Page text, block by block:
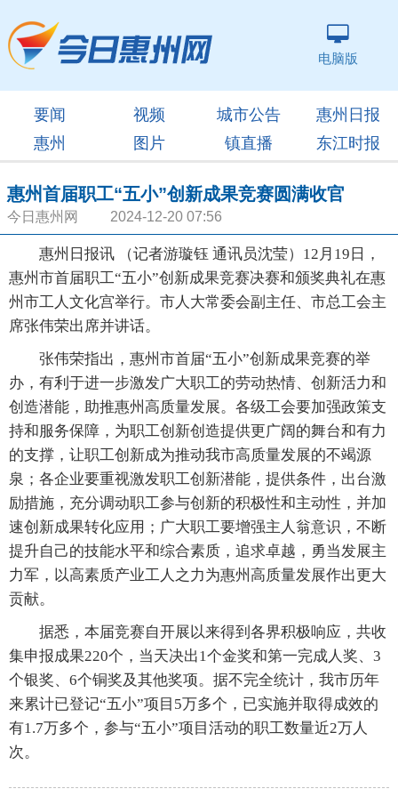
电脑版
要闻 视频 城市公告
惠州日报
惠州
图片 镇直播 东江时报
惠州首届职工“五小”创新成果竞赛圆满收官
今日惠州网 2024-12-20 07:56
惠州日报讯 （记者游璇钰 通讯员沈莹）12月19日，
惠州市首届职工“五小”创新成果竞赛决赛和颁奖典礼在惠
州市工人文化宫举行。市人大常委会副主任、市总工会主
席张伟荣出席并讲话。
张伟荣指出，惠州市首届“五小”创新成果竞赛的举
办，有利于进一步激发广大职工的劳动热情、创新活力和
创造潜能，助推惠州高质量发展。各级工会要加强政策支
持和服务保障，为职工创新创造提供更广阔的舞台和有力
的支撑，让职工创新成为推动我市高质量发展的不竭源
泉；各企业要重视激发职工创新潜能，提供条件，出台激
励措施，充分调动职工参与创新的积极性和主动性，并加
速创新成果转化应用；广大职工要增强主人翁意识，不断
提升自己的技能水平和综合素质，追求卓越，勇当发展主
力军，以高素质产业工人之力为惠州高质量发展作出更大
贡献。
据悉，本届竞赛自开展以来得到各界积极响应，共收
集申报成果220个，当天决出1个金奖和第一完成人奖、3
个银奖、6个铜奖及其他奖项。据不完全统计，我市历年
来累计已登记“五小”项目5万多个，已实施并取得成效的
有1.7万多个，参与“五小”项目活动的职工数量近2万人
次。